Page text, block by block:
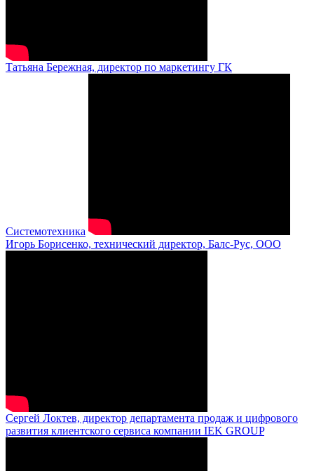
Татьяна Бережная, директор по маркетингу ГК
Системотехника
Игорь Борисенко, технический директор, Балс-Рус, ООО
Сергей Локтев, директор департамента продаж и цифрового
развития клиентского сервиса компании IEK GROUP